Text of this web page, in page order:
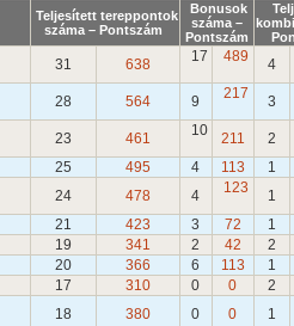
Teljesített tereppontok
száma – Pontszám
Bonusok
száma –
Pontszám
31 638 17 489 4
28 564 9 217 3
23 461 10 211 2
25 495 4 113 1
24 478 4 123 1
21 423 3 72 1
19 341 2 42 2
20 366 6 113 1
17 310 0 0 2
18 380 0 0 1